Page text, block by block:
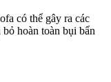
có thể gây ra các
hoàn toàn bụi bẩn